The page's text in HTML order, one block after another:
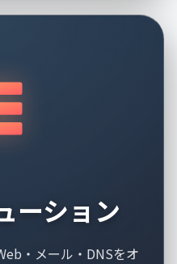
ーション
・メール・DNSをオ